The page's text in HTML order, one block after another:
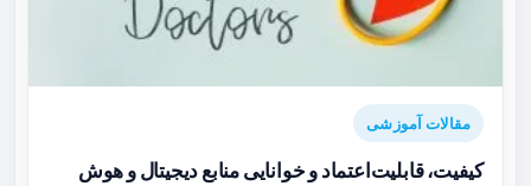
مقالات آموزشی
کیفیت، قابلیت‌اعتماد و خوانایی منابع دیجیتال و هوش